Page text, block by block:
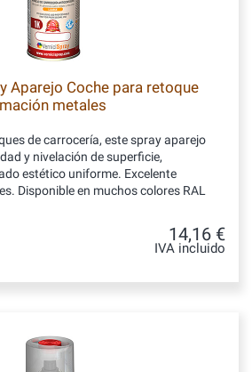
Aparejo Coche para retoque
metales
de carrocería, este spray aparejo
y nivelación de superficie,
estético uniforme. Excelente
Disponible en muchos colores RAL
14,16 €
IVA incluido